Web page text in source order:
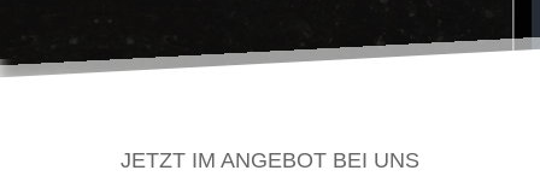
JETZT IM ANGEBOT BEI UNS